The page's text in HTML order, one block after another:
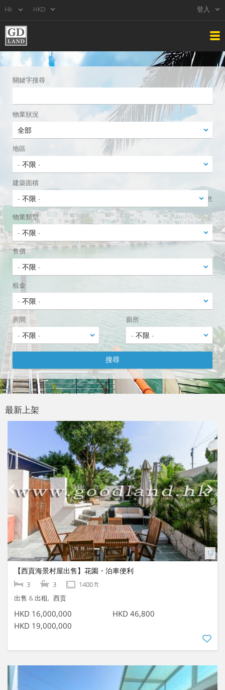
HKD 登入
關鍵字搜尋
物業狀況
地區
建築面積
ft
物業類型
售價
租金
房間 廁所
最新上架
【西貢海景村屋出售】花園・泊車便利
3 3
1400 ft
出售 & 出租
西贡
HKD 16,000,000
HKD 19,000,000
HKD 46,800